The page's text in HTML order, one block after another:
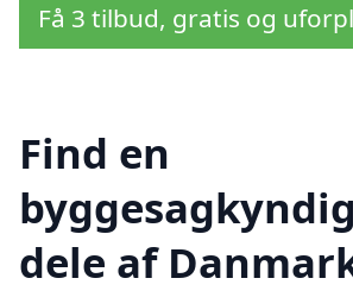
Få 3 tilbud, gratis og
Find en
dele af